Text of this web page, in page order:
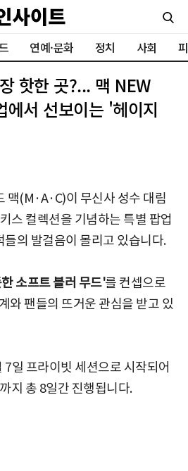
연예·문화 정치 사회
핫한 곳?... 맥 NEW
서 선보이는 '헤이지
맥(M·A·C)이 무신사 성수 대림
스 컬렉션을 기념하는 특별 팝업
의 발걸음이 몰리고 있습니다.
소프트 블러 무드'를 컨셉으로
와 팬들의 뜨거운 관심을 받고 있
일 프라이빗 세션으로 시작되어
지 총 8일간 진행됩니다.